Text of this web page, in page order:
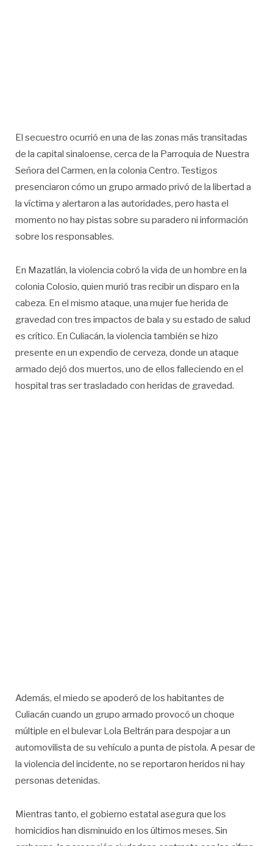
El secuestro ocurrió en una de las zonas más transitadas
de la capital sinaloense, cerca de la Parroquia de Nuestra
Señora del Carmen, en la colonia Centro. Testigos
presenciaron cómo un grupo armado privó de la libertad a
la víctima y alertaron a las autoridades, pero hasta el
momento no hay pistas sobre su paradero ni información
sobre los responsables.
En Mazatlán, la violencia cobró la vida de un hombre en la
colonia Colosio, quien murió tras recibir un disparo en la
cabeza. En el mismo ataque, una mujer fue herida de
gravedad con tres impactos de bala y su estado de salud
es crítico. En Culiacán, la violencia también se hizo
presente en un expendio de cerveza, donde un ataque
armado dejó dos muertos, uno de ellos falleciendo en el
hospital tras ser trasladado con heridas de gravedad.
Además, el miedo se apoderó de los habitantes de
Culiacán cuando un grupo armado provocó un choque
múltiple en el bulevar Lola Beltrán para despojar a un
automovilista de su vehículo a punta de pistola. A pesar de
la violencia del incidente, no se reportaron heridos ni hay
personas detenidas.
Mientras tanto, el gobierno estatal asegura que los
homicidios han disminuido en los últimos meses. Sin